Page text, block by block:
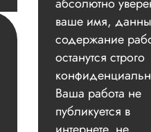
ваше имя,
содержание
останутся строго
Ваша работа не
публикуется в